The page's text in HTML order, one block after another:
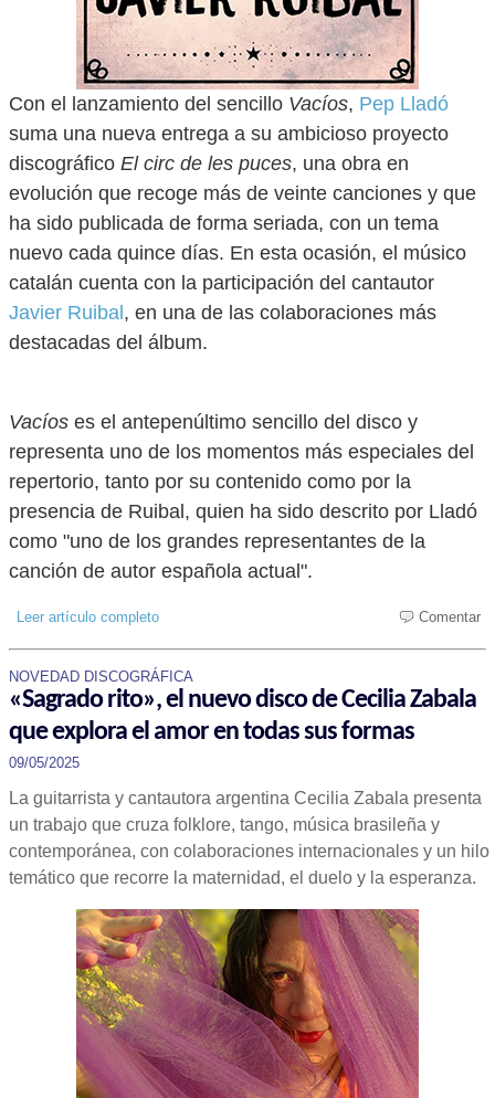
Con el lanzamiento del sencillo Vacíos, Pep Lladó
suma una nueva entrega a su ambicioso proyecto
discográfico El circ de les puces, una obra en
evolución que recoge más de veinte canciones y que
ha sido publicada de forma seriada, con un tema
nuevo cada quince días. En esta ocasión, el músico
catalán cuenta con la participación del cantautor
Javier Ruibal , en una de las colaboraciones más
destacadas del álbum.
Vacíos es el antepenúltimo sencillo del disco y
representa uno de los momentos más especiales del
repertorio, tanto por su contenido como por la
presencia de Ruibal, quien ha sido descrito por Lladó
como "uno de los grandes representantes de la
canción de autor española actual".
Leer artículo completo Comentar
NOVEDAD DISCOGRÁFICA
«Sagrado rito», el nuevo disco de Cecilia Zabala
que explora el amor en todas sus formas
09/05/2025
La guitarrista y cantautora argentina Cecilia Zabala presenta
un trabajo que cruza folklore, tango, música brasileña y
contemporánea, con colaboraciones internacionales y un hilo
temático que recorre la maternidad, el duelo y la esperanza.